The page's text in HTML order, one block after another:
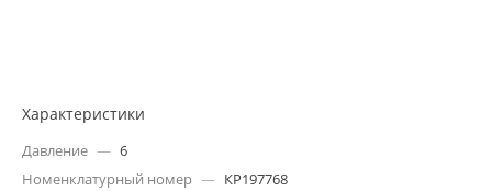
Характеристики
Давление — 6
Номенклатурный номер — КР197768